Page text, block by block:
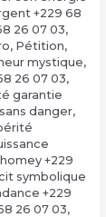
+229 68
26 07 03,
, Pétition,
mystique,
26 07 03,
garantie
danger,
+229
symbolique
+229
26 07 03,